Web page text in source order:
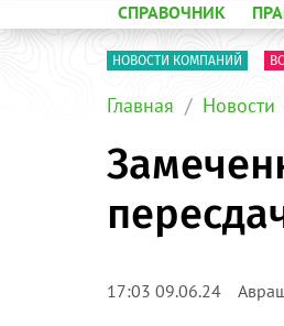
СПРАВОЧНИК
НОВОСТИ КОМПАНИЙ
Главная Новости
17:03 09.06.24